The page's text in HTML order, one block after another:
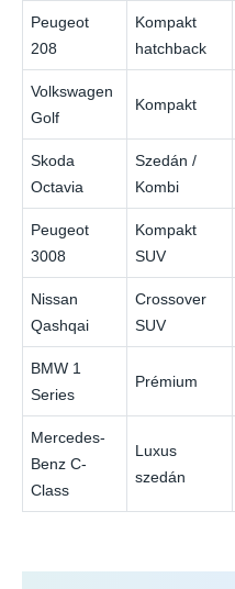
Peugeot
208
Kompakt
hatchback
Volkswagen
Golf
Kompakt
Skoda
Octavia
Szedán /
Kombi
Peugeot
3008
Kompakt
SUV
Nissan
Qashqai
Crossover
SUV
BMW 1
Series
Prémium
Mercedes-
Benz C-
Class
Luxus
szedán